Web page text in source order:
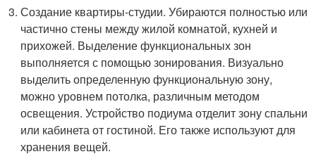
Создание квартиры-студии. Убираются полностью или
частично стены между жилой комнатой, кухней и
прихожей. Выделение функциональных зон
выполняется с помощью зонирования. Визуально
выделить определенную функциональную зону,
можно уровнем потолка, различным методом
освещения. Устройство подиума отделит зону спальни
или кабинета от гостиной. Его также используют для
хранения вещей.